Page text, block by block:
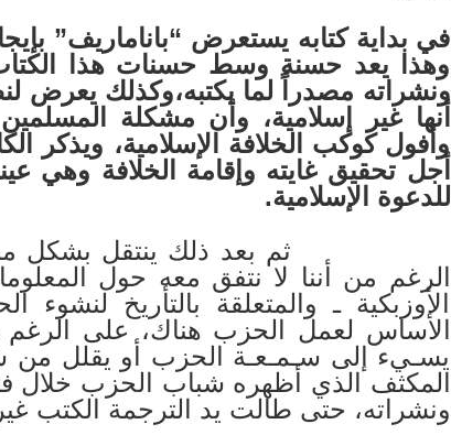
في بداية كتابه يستعرض “باناماريف”
وهذا يعد حسنة وسط حسنات هذا
ونشراته مصدراً لما يكتبه،وكذلك يعرض
أنها غير إسلامية، وأن مشكلة
وأفول كوكب الخلافة الإسلامية، ويذكر
أجل تحقيق غايته وإقامة الخلافة وهي
للدعوة الإسلامية.
ثم بعد ذلك ينتقل بشكل مباشر
الرغم من أننا لا نتفق معه حول
الأوزبكية ـ والمتعلقة بالتأريخ
الأساس لعمل الحزب هناك، على الرغم
يسـيء إلى سـمـعـة الحزب أو يقلل من
المكثف الذي أظهره شباب الحزب خلال
ونشراته، حتى طالت يد الترجمة الكتب غير